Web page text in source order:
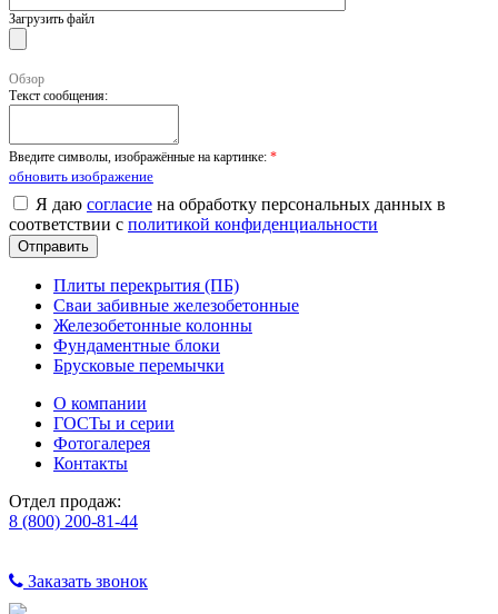
Загрузить файл
Обзор
Текст сообщения:
Введите символы, изображённые на картинке: *
обновить изображение
Я даю согласие на обработку персональных данных в
соответствии с политикой конфиденциальности
Плиты перекрытия (ПБ)
Сваи забивные железобетонные
Железобетонные колонны
Фундаментные блоки
Брусковые перемычки
О компании
ГОСТы и серии
Фотогалерея
Контакты
Отдел продаж:
8 (800) 200-81-44
Заказать звонок